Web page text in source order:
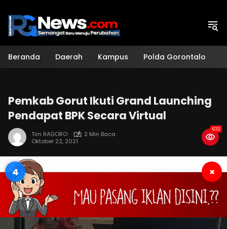
konten
Beranda Daerah Kampus Polda Gorontalo
Pemkab Gorut Ikuti Grand Launching
Pendapat BPK Secara Virtual
Tim RAGORO
2 Min Baca
Oktober 22, 2021
632
3 ×